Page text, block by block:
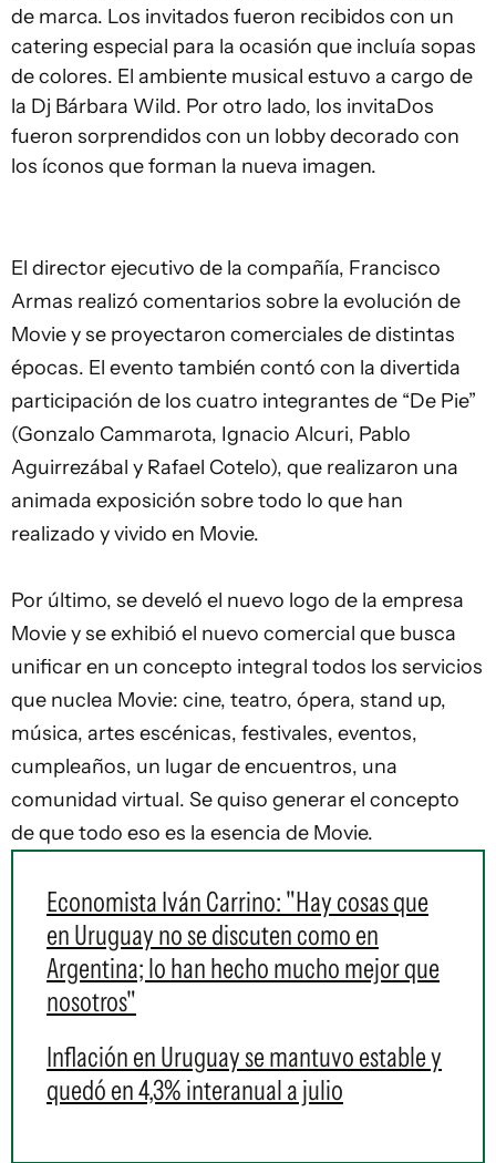
de marca. Los invitados fueron recibidos con un
catering especial para la ocasión que incluía sopas
de colores. El ambiente musical estuvo a cargo de
la Dj Bárbara Wild. Por otro lado, los invitaDos
fueron sorprendidos con un lobby decorado con
los íconos que forman la nueva imagen.
El director ejecutivo de la compañía, Francisco
Armas realizó comentarios sobre la evolución de
Movie y se proyectaron comerciales de distintas
épocas. El evento también contó con la divertida
participación de los cuatro integrantes de “De Pie”
(Gonzalo Cammarota, Ignacio Alcuri, Pablo
Aguirrezábal y Rafael Cotelo), que realizaron una
animada exposición sobre todo lo que han
realizado y vivido en Movie.
Por último, se develó el nuevo logo de la empresa
Movie y se exhibió el nuevo comercial que busca
unificar en un concepto integral todos los servicios
que nuclea Movie: cine, teatro, ópera, stand up,
música, artes escénicas, festivales, eventos,
cumpleaños, un lugar de encuentros, una
comunidad virtual. Se quiso generar el concepto
de que todo eso es la esencia de Movie.
Economista Iván Carrino: "Hay cosas que
en Uruguay no se discuten como en
Argentina; lo han hecho mucho mejor que
nosotros"
Inflación en Uruguay se mantuvo estable y
quedó en 4,3% interanual a julio